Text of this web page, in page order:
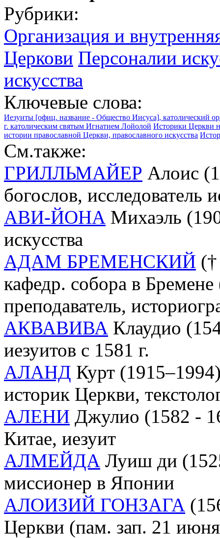
Рубрики:
Организация и
Церкови Персоналии
искусства
Ключевые слова:
Иезуиты [офиц. название - Общество Иисуса], католический
г. католическим святым Игнатием Лойолой Историки Церкви
истории православной Церкви, православного искусства
См.также:
ГРИЛЛЬМАЙЕР Алоис
богослов, исследователь
АВИ-ЙОНА Михаэль
искусства
АДАМ БРЕМЕНСКИЙ
кафедр. собора в
преподаватель,
АКВАВИВА Клаудио
иезуитов с 1581 г.
АЛАНД Курт
историк Церкви,
АЛЕНИ Джулио (1582 -
Китае, иезуит
АЛМЕЙДА Луиш ди
миссионер в Японии
АЛОИЗИЙ ГОНЗАГА
Церкви (пам. зап. 21